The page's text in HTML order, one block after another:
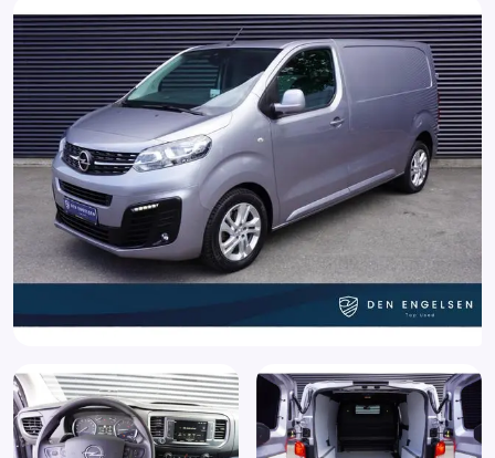
Centrale deurvergrendeling met afstandsbediening
Centrale vergrendeling met afstandsbediening
Comfortstoel(en)
Connected services
Cruise control
Cruisecontrol
Dimlichten automatisch
Dodehoek detector
Elektronisch Stabiliteits Programma
Geluidsisolerend glas
Grootlichtassistent
Head-up display